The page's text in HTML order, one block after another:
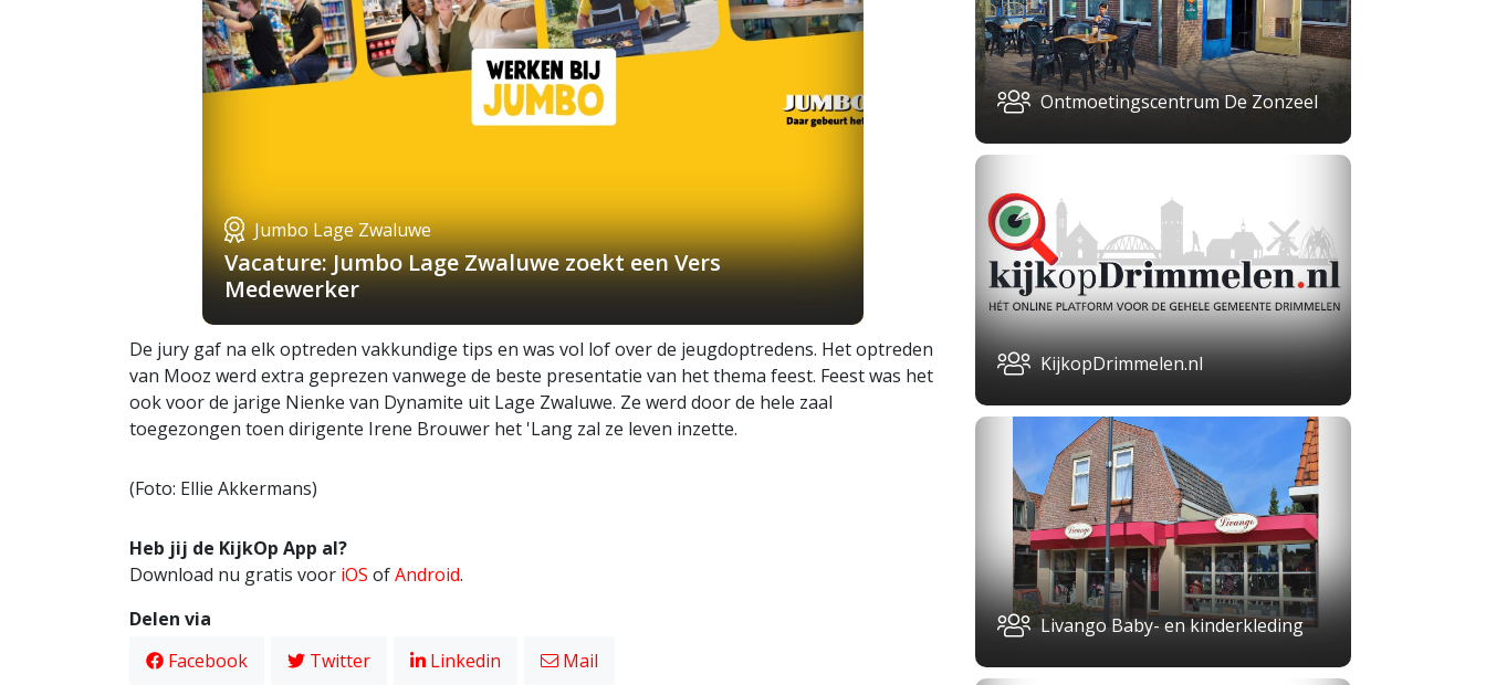
Jumbo Lage Zwaluwe
Vacature: Jumbo Lage Zwaluwe zoekt een Vers
Medewerker
De jury gaf na elk optreden vakkundige tips en was vol lof over de jeugdoptredens. Het optreden
van Mooz werd extra geprezen vanwege de beste presentatie van het thema feest. Feest was het
ook voor de jarige Nienke van Dynamite uit Lage Zwaluwe. Ze werd door de hele zaal
toegezongen toen dirigente Irene Brouwer het 'Lang zal ze leven inzette.
(Foto: Ellie Akkermans)
Heb jij de KijkOp App al?
Download nu gratis voor iOS ofAndroid.
Delen via
Facebook
Twitter Linkedin Mail
Ontmoetingscentrum De Zonzeel
KijkopDrimmelen.nl
Livango Baby- en kinderkleding